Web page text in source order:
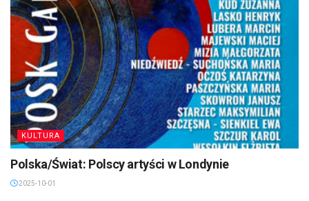
KULTURA
Polska/Świat: Polscy artyści w Londynie
2025-10-01